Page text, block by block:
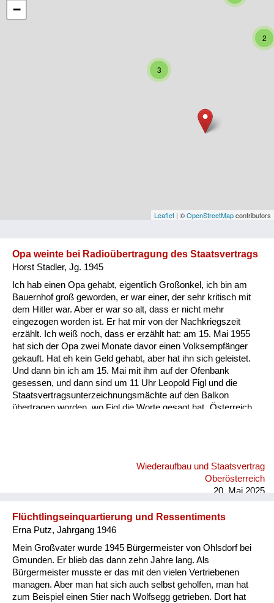
Niederösterreich
Vorarlberg
Besatzungsmächte
Frauen, Mütter, Kinder
Versorgung
Heimkehrer
Fluchtgeschichten
Wiederaufbau und
Wohnen
2
3
−
Leaflet | ©OpenStreetMapcontributors
Opa weinte bei Radioübertragung des Staatsvertrags
Horst Stadler, Jg. 1945
Ich hab einen Opa gehabt, eigentlich Großonkel, ich bin am
Bauernhof groß geworden, er war einer, der sehr kritisch mit
dem Hitler war. Aber er war so alt, dass er nicht mehr
eingezogen worden ist. Er hat mir von der Nachkriegszeit
erzählt. Ich weiß noch, dass er erzählt hat: am 15. Mai 1955
hat sich der Opa zwei Monate davor einen Volksempfänger
gekauft. Hat eh kein Geld gehabt, aber hat ihn sich geleistet.
Und dann bin ich am 15. Mai mit ihm auf der Ofenbank
gesessen, und dann sind um 11 Uhr Leopold Figl und die
Staatsvertragsunterzeichnungsmächte auf den Balkon
übertragen worden, wo Figl die Worte gesagt hat „Österreich
was für ein Schatz das ist, wenn man das verloren gehabt hat.
Für mich ist das sicher in meiner Einstellung ein Wendep...
Wiederaufbau und Staatsvertrag
Oberösterreich
20. Mai 2025
Flüchtlingseinquartierung und Ressentiments
Erna Putz, Jahrgang 1946
Mein Großvater wurde 1945 Bürgermeister von Ohlsdorf bei
Gmunden. Er blieb das dann zehn Jahre lang. Als
Bürgermeister musste er das mit den vielen Vertriebenen
managen. Aber man hat sich auch selbst geholfen, man hat
zum Beispiel einen Stier nach Wolfsegg getrieben. Dort hat